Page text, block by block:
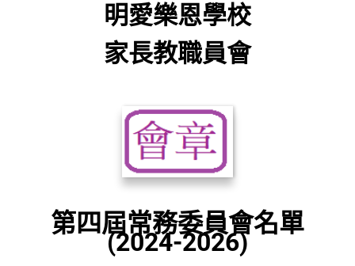
明愛樂恩學校
家長教職員會
第四屆常務委員會名單
(2024-2026)